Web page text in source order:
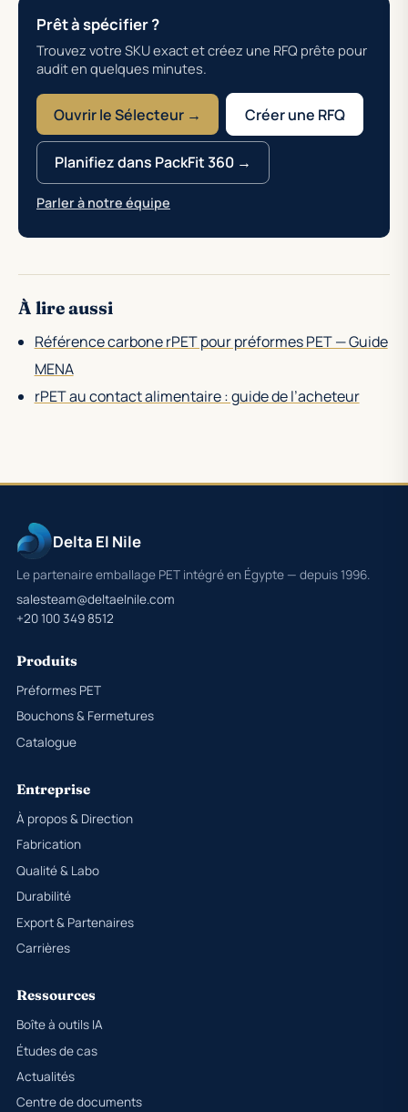
Prêt à spécifier ?
Trouvez votre SKU exact et créez une RFQ prête pour
audit en quelques minutes.
Ouvrir le Sélecteur → Créer une RFQ
Planifiez dans PackFit 360 →
Parler à notre équipe
À lire aussi
Référence carbone rPET pour préformes PET — Guide
MENA
rPET au contact alimentaire : guide de l’acheteur
Delta El Nile
Le partenaire emballage PET intégré en Égypte — depuis 1996.
salesteam@deltaelnile.com
+20 100 349 8512
Produits
Préformes PET
Bouchons & Fermetures
Catalogue
Entreprise
À propos & Direction
Fabrication
Qualité & Labo
Durabilité
Export & Partenaires
Carrières
Ressources
Boîte à outils IA
Études de cas
Actualités
Centre de documents